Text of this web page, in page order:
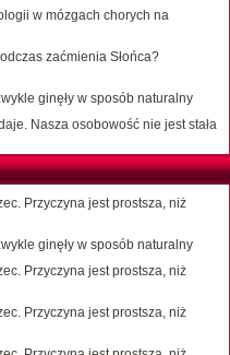
w mózgach chorych na
zaćmienia Słońca?
ginęły w sposób naturalny
Nasza osobowość nie jest stała
Przyczyna jest prostsza, niż
ginęły w sposób naturalny
Przyczyna jest prostsza, niż
Przyczyna jest prostsza, niż